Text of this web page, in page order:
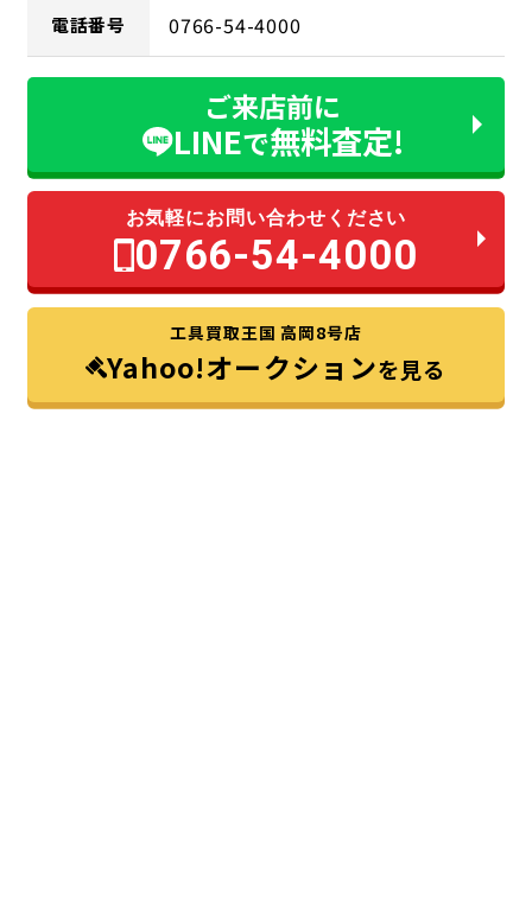
電話番号 0766-54-4000
ご来店前に
LINEで無料査定!
お気軽にお問い合わせください
0766-54-4000
工具買取王国 高岡8号店
Yahoo!オークションを見る